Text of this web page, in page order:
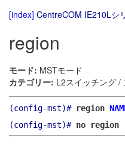
[index] CentreCOM IE210Lシ
region
モード: MSTモード
カテゴリー: L2スイッチング /
(config-mst)# region
(config-mst)# no region